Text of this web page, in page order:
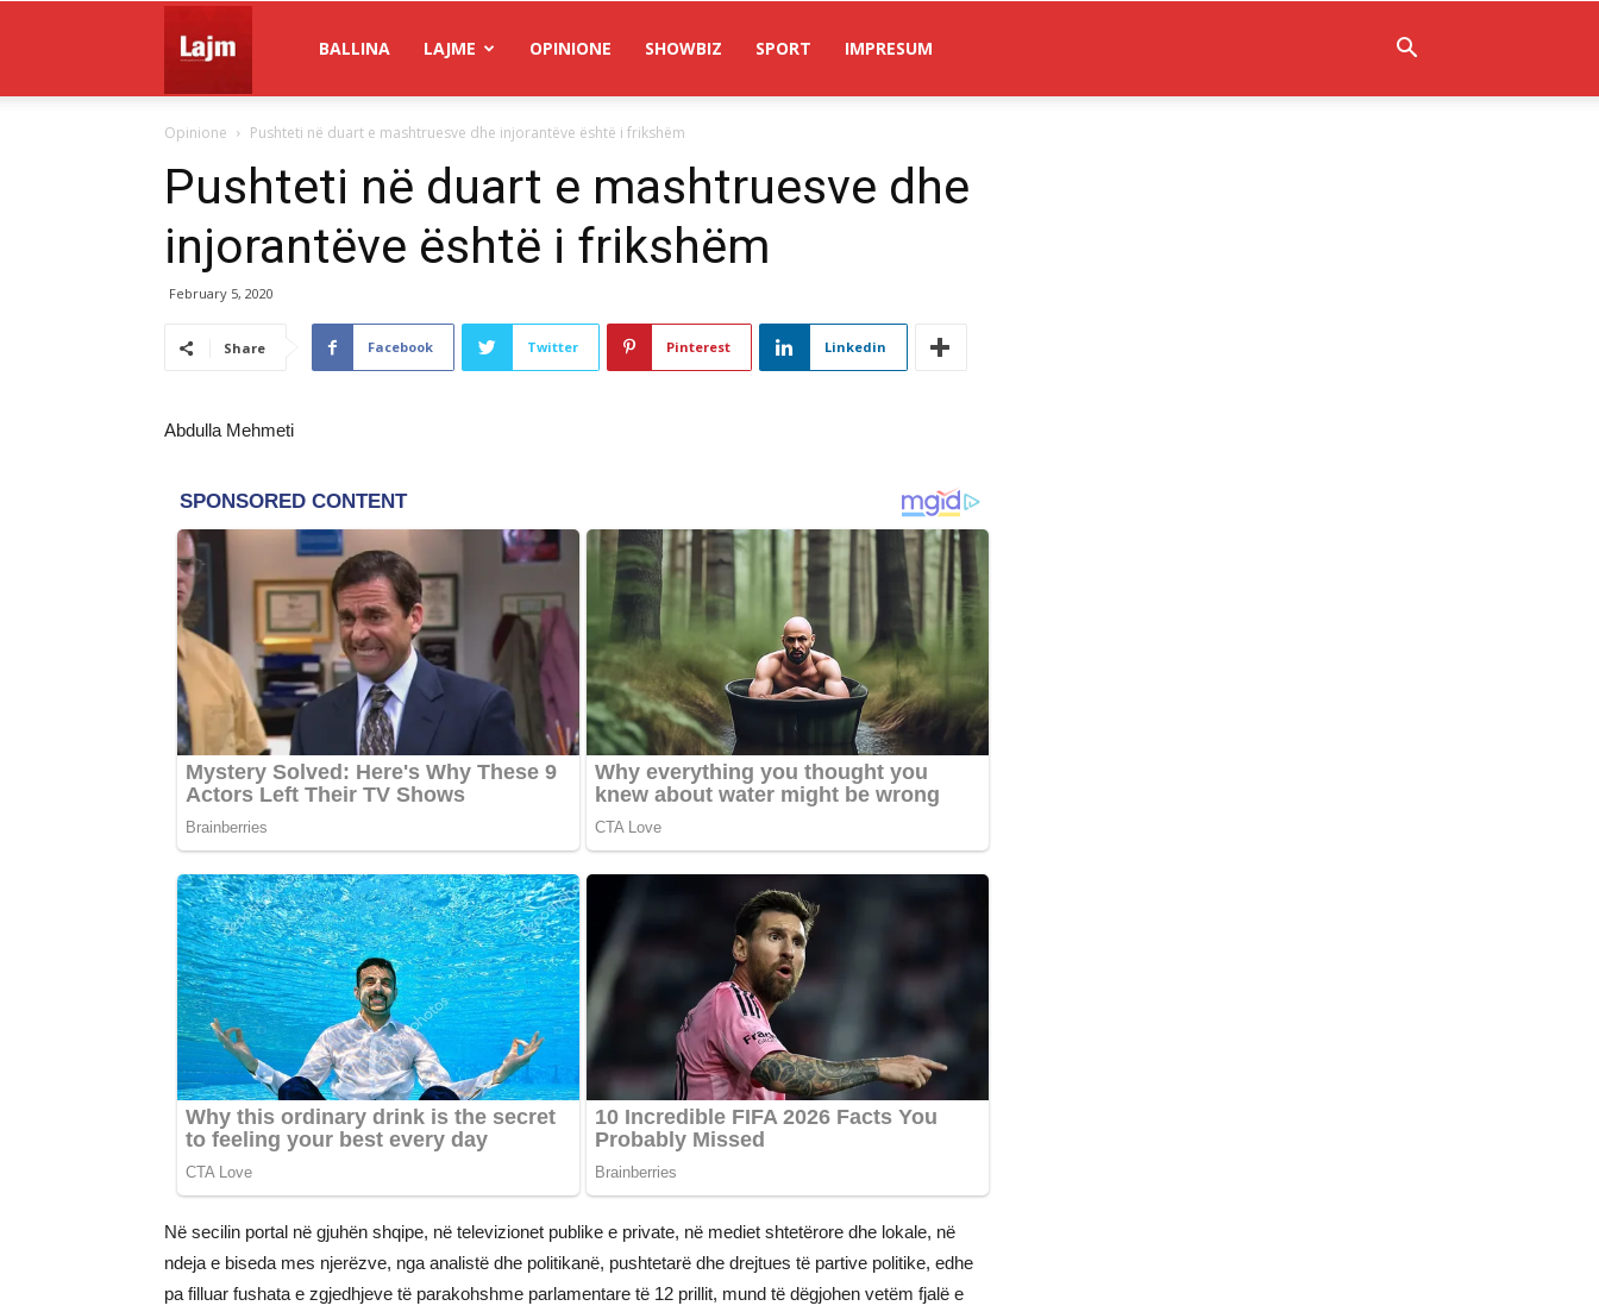
Lajm
BALLINA LAJME OPINIONE SHOWBIZ SPORT IMPRESUM
Opinione Pushteti në duart e mashtruesve dhe injorantëve është i frikshëm
Pushteti në duart e mashtruesve dhe
injorantëve është i frikshëm
February 5, 2020
Share Facebook Twitter Pinterest Linkedin
Abdulla Mehmeti
Në secilin portal në gjuhën shqipe, në televizionet publike e private, në mediet shtetërore dhe lokale, në
ndeja e biseda mes njerëzve, nga analistë dhe politikanë, pushtetarë dhe drejtues të partive politike, edhe
pa filluar fushata e zgjedhjeve të parakohshme parlamentare të 12 prillit, mund të dëgjohen vetëm fjalë e